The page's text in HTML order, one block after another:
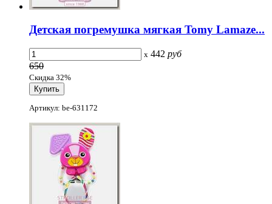
Детская погремушка мягкая Tomy Lamaze...
x 442 руб
650
Скидка 32%
Артикул: be-631172